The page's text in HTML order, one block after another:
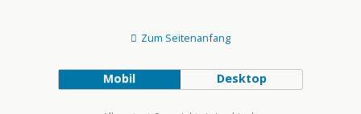
Zum Seitenanfang
Mobil Desktop